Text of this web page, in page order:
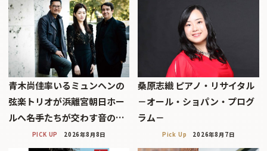
青木尚佳率いるミュンヘンの
弦楽トリオが浜離宮朝日ホー
ルへ――名手たちが交わす音の…
PICK UP 2026年8月8日
桑原志織 ピアノ・リサイタル
－オール・ショパン・プログ
ラム－
Pick Up 2026年8月7日